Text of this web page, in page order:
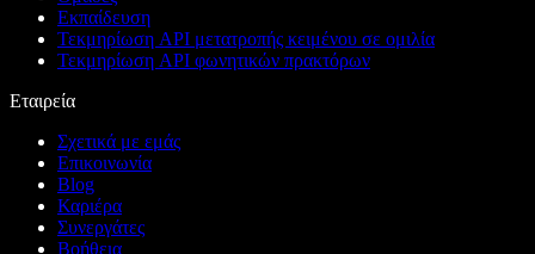
Εκπαίδευση
Τεκμηρίωση API μετατροπής κειμένου σε ομιλία
Τεκμηρίωση API φωνητικών πρακτόρων
Εταιρεία
Σχετικά με εμάς
Επικοινωνία
Blog
Καριέρα
Συνεργάτες
Βοήθεια